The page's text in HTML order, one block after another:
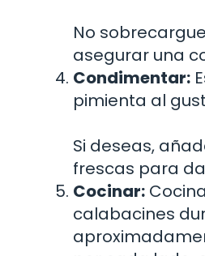
No
asegurar una
Condimentar:
pimienta al
Si deseas,
frescas para
Cocinar:
calabacines